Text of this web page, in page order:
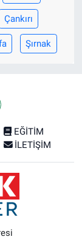
Çankırı
Şırnak
EĞİTİM
İLETİŞİM